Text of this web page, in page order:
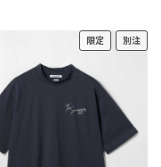
限定 別注